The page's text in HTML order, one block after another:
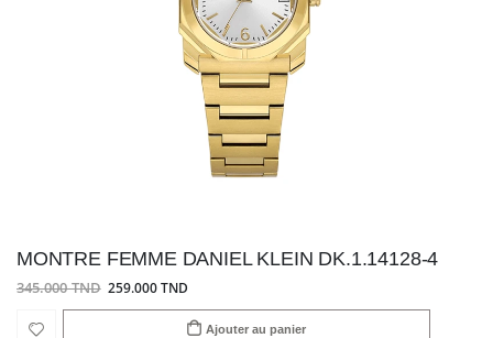
MONTRE FEMME DANIEL KLEIN DK.1.14128-4
345.000 TND 259.000 TND
Ajouter au panier